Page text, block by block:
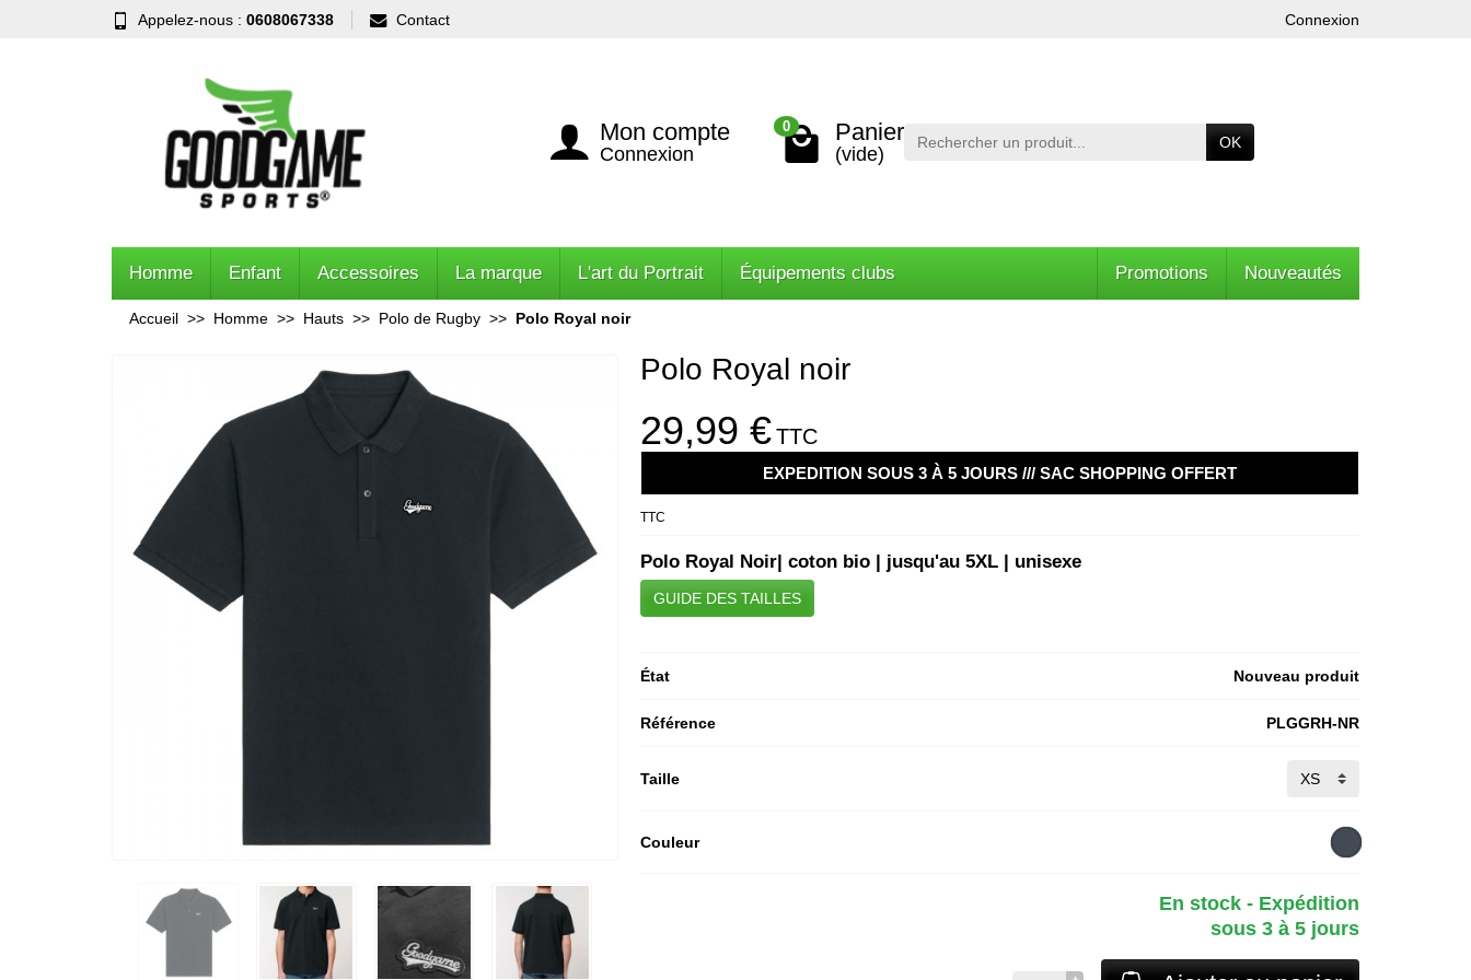
Appelez-nous : 0608067338 Contact Connexion
Mon compte
Connexion
0 Panier
(vide)
OK
Homme Enfant Accessoires La marque L'art du Portrait Équipements clubs Promotions Nouveautés
Accueil Homme Hauts Polo de Rugby Polo Royal noir
Polo Royal noir
29,99 €TTC
EXPEDITION SOUS 3 À 5 JOURS /// SAC SHOPPING OFFERT
TTC
Polo Royal Noir| coton bio | jusqu'au 5XL | unisexe
GUIDE DES TAILLES
État Nouveau produit
Référence PLGGRH-NR
Taille
Couleur
En stock - Expédition
sous 3 à 5 jours